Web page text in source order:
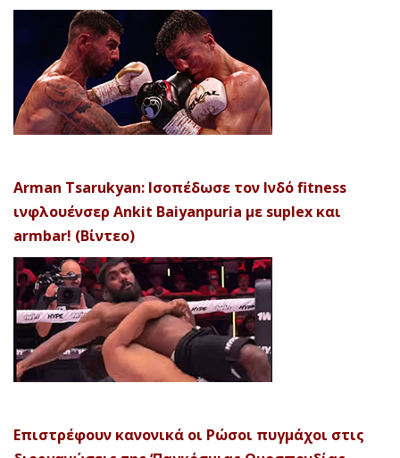
Arman Tsarukyan: Ισοπέδωσε τον Ινδό fitness
ινφλουένσερ Ankit Baiyanpuria με suplex και
armbar! (Βίντεο)
Επιστρέφουν κανονικά οι Ρώσοι πυγμάχοι στις